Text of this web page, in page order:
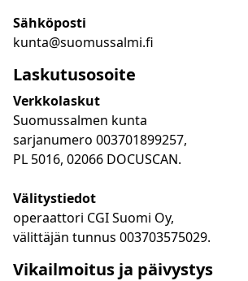
Sähköposti
kunta@suomussalmi.fi
Laskutusosoite
Verkkolaskut
Suomussalmen kunta
sarjanumero 003701899257,
PL 5016, 02066 DOCUSCAN.
Välitystiedot
operaattori CGI Suomi Oy,
välittäjän tunnus 003703575029.
Vikailmoitus ja päivystys